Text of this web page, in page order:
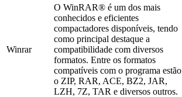
Winrar
O WinRAR® é um dos mais
conhecidos e eficientes
compactadores disponíveis, tendo
como principal destaque a
compatibilidade com diversos
formatos. Entre os formatos
compatíveis com o programa estão
o ZIP, RAR, ACE, BZ2, JAR,
LZH, 7Z, TAR e diversos outros.